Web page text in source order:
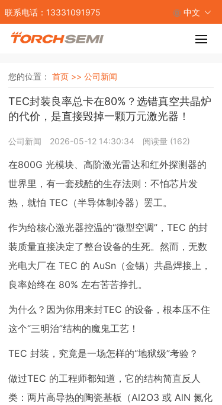
联系电话：13331091975 中文
您的位置： 首页 >> 公司新闻
TEC封装良率总卡在80%？选错真空共晶炉
的代价，是直接毁掉一颗万元激光器！
公司新闻 2026-05-12 14:30:34 阅读量 (162)
在800G 光模块、高阶激光雷达和红外探测器的
世界里，有一套残酷的生存法则：不怕芯片发
热，就怕 TEC（半导体制冷器）罢工。
作为给核心激光器控温的“微型空调”，TEC 的封
装质量直接决定了整台设备的生死。然而，无数
光电大厂在 TEC 的 AuSn（金锡）共晶焊接上，
良率始终在 80% 左右苦苦挣扎。
为什么？因为你用来封TEC 的设备，根本压不住
这个“三明治”结构的魔鬼工艺！
TEC 封装，究竟是一场怎样的“地狱级”考验？
做过TEC 的工程师都知道，它的结构简直反人
类：两片高导热的陶瓷基板（Al2O3 或 AlN 氮化